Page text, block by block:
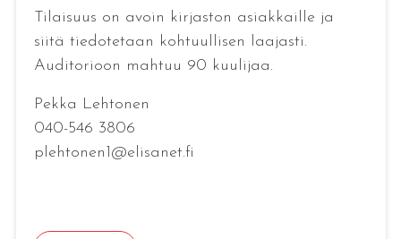
Tilaisuus on avoin kirjaston asiakkaille ja
siitä tiedotetaan kohtuullisen laajasti.
Auditorioon mahtuu 90 kuulijaa.
Pekka Lehtonen
040-546 3806
plehtonen1@elisanet.fi